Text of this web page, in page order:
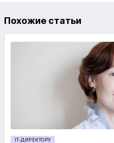
Похожие статьи
IT-ДИРЕКТОРУ